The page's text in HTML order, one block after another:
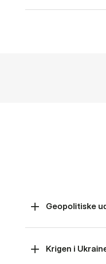
Geopolitiske
Krigen i